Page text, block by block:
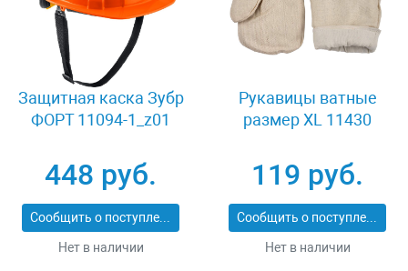
Защитная каска Зубр
ФОРТ 11094-1_z01
448 руб.
Сообщить о поступлении
Нет в наличии
Рукавицы ватные
размер XL 11430
119 руб.
Сообщить о поступлении
Нет в наличии